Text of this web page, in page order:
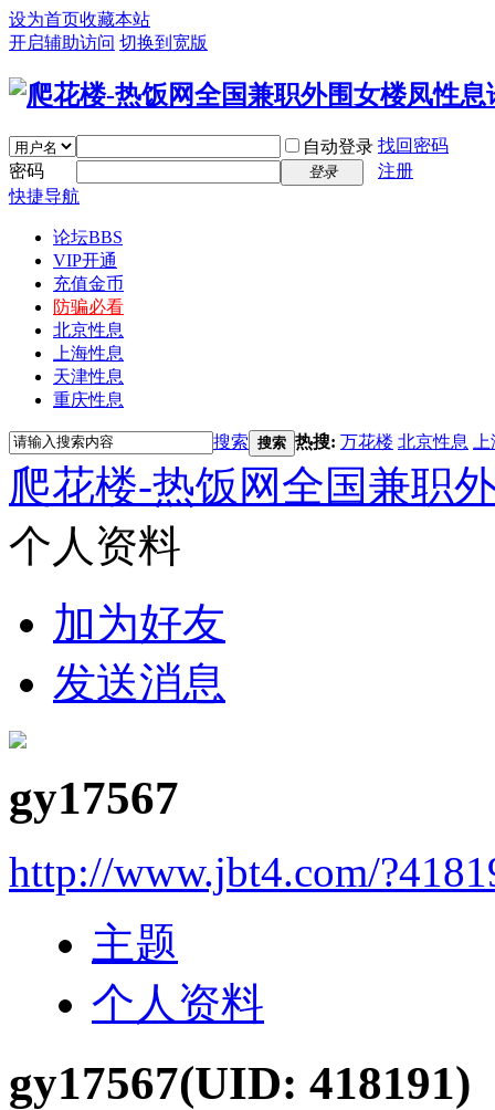
设为首页收藏本站
开启辅助访问 切换到宽版
自动登录 找回密码
密码
登录
注册
快捷导航
论坛BBS
VIP开通
充值金币
防骗必看
北京性息
上海性息
天津性息
重庆性息
搜索 搜索 热搜: 万花楼 北京性息
爬花楼-热饭网全国兼职
个人资料
加为好友
发送消息
gy17567
http://www.jbt4.com/
主题
个人资料
gy17567(UID: 418191)